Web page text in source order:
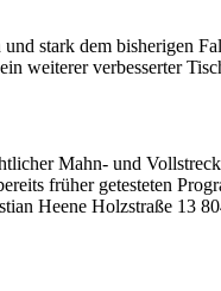
stark dem bisherigen
weiterer verbesserter
Mahn- und
früher getesteten
Heene Holzstraße 13